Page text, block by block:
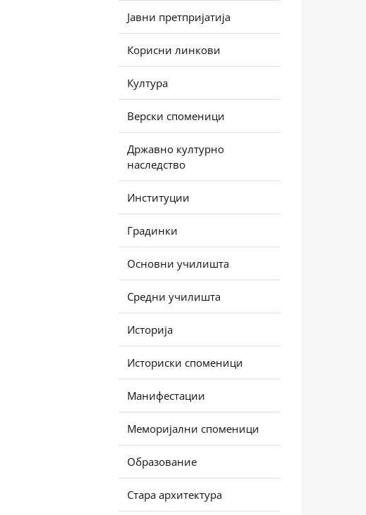
Јавни претпријатија
Корисни линкови
Култура
Верски споменици
Државно културно
наследство
Институции
Градинки
Основни училишта
Средни училишта
Историја
Историски споменици
Манифестации
Меморијални споменици
Образование
Стара архитектура